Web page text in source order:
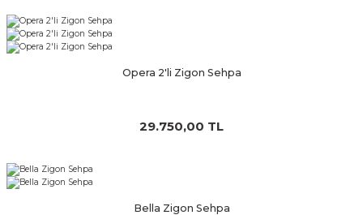
Opera 2'li Zigon Sehpa
29.750,00 TL
Bella Zigon Sehpa